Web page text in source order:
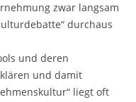
zwar langsam
durchaus
und deren
und damit
liegt oft